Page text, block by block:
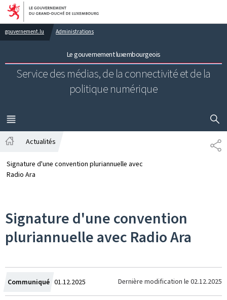
Aller au menu principal
Aller au contenu
gouvernement.lu Administrations
Le gouvernement luxembourgeois
Service des médias, de la connectivité et de la
politique numérique
MENU
PRINCIPAL
Actualités
Signature d'une convention pluriannuelle avec
Radio Ara
Signature d'une convention
pluriannuelle avec Radio Ara
Communiqué Crée
le
01.12.2025 Dernière modification le 02.12.2025